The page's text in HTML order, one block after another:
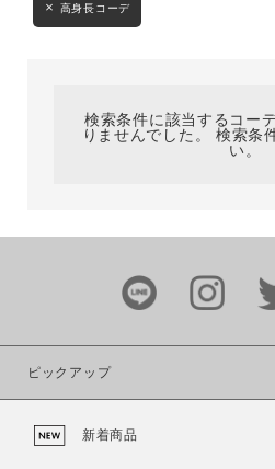
ブランド
カラー
高身長コーデ
検索条件に該当するコー
りませんでした。 検索条
い。
ピックアップ
新着商品